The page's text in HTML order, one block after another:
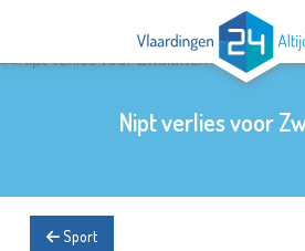
Nipt verlies voor
Sport